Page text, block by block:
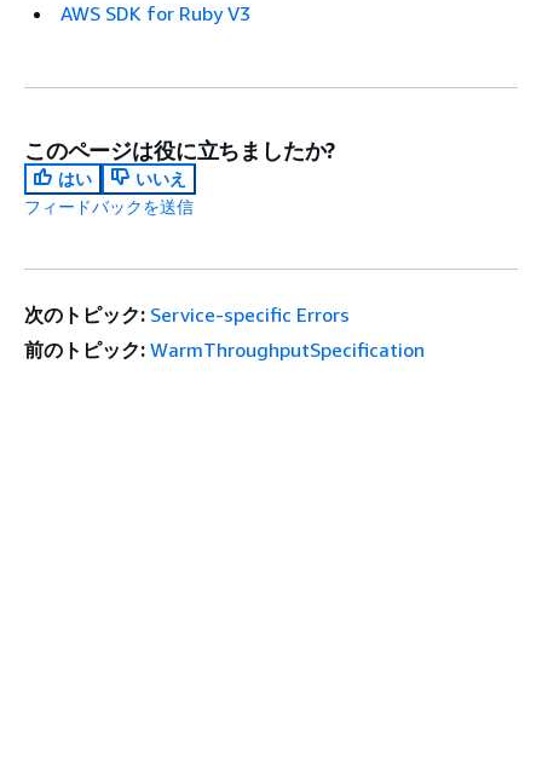
AWS SDK for Ruby V3
このページは役に立ちましたか?
はい
いいえ
フィードバックを送信
次のトピック: Service-specific Errors
前のトピック: WarmThroughputSpecification